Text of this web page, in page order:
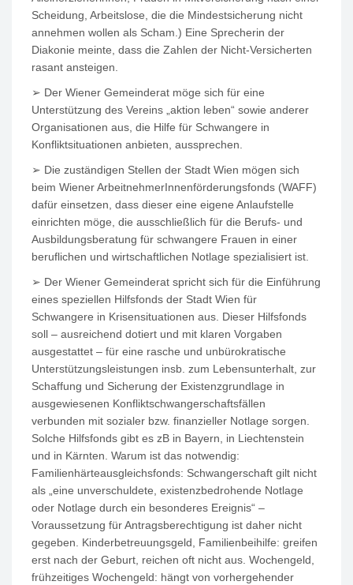
Scheidung, Arbeitslose, die die Mindestsicherung nicht
annehmen wollen als Scham.) Eine Sprecherin der
Diakonie meinte, dass die Zahlen der Nicht-Versicherten
rasant ansteigen.
➢ Der Wiener Gemeinderat möge sich für eine
Unterstützung des Vereins „aktion leben“ sowie anderer
Organisationen aus, die Hilfe für Schwangere in
Konfliktsituationen anbieten, aussprechen.
➢ Die zuständigen Stellen der Stadt Wien mögen sich
beim Wiener ArbeitnehmerInnenförderungsfonds (WAFF)
dafür einsetzen, dass dieser eine eigene Anlaufstelle
einrichten möge, die ausschließlich für die Berufs- und
Ausbildungsberatung für schwangere Frauen in einer
beruflichen und wirtschaftlichen Notlage spezialisiert ist.
➢ Der Wiener Gemeinderat spricht sich für die Einführung
eines speziellen Hilfsfonds der Stadt Wien für
Schwangere in Krisensituationen aus. Dieser Hilfsfonds
soll – ausreichend dotiert und mit klaren Vorgaben
ausgestattet – für eine rasche und unbürokratische
Unterstützungsleistungen insb. zum Lebensunterhalt, zur
Schaffung und Sicherung der Existenzgrundlage in
ausgewiesenen Konfliktschwangerschaftsfällen
verbunden mit sozialer bzw. finanzieller Notlage sorgen.
Solche Hilfsfonds gibt es zB in Bayern, in Liechtenstein
und in Kärnten. Warum ist das notwendig:
Familienhärteausgleichsfonds: Schwangerschaft gilt nicht
als „eine unverschuldete, existenzbedrohende Notlage
oder Notlage durch ein besonderes Ereignis“ –
Voraussetzung für Antragsberechtigung ist daher nicht
gegeben. Kinderbetreuungsgeld, Familienbeihilfe: greifen
erst nach der Geburt, reichen oft nicht aus. Wochengeld,
frühzeitiges Wochengeld: hängt von vorhergehender